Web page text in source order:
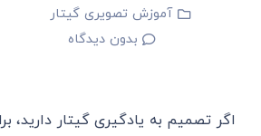
آموزش تصویری گیتار
بدون دیدگاه
اگر تصمیم به یادگیری گیتار دارید،